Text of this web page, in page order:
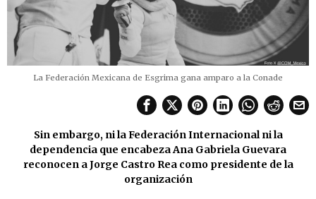
La Federación Mexicana de Esgrima gana amparo a la Conade
Sin embargo, ni la Federación Internacional ni la
dependencia que encabeza Ana Gabriela Guevara
reconocen a Jorge Castro Rea como presidente de la
organización